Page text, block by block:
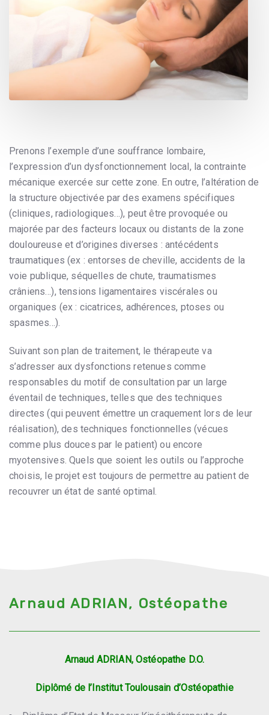
Prenons l’exemple d’une souffrance lombaire,
l’expression d’un dysfonctionnement local, la contrainte
mécanique exercée sur cette zone. En outre, l’altération de
la structure objectivée par des examens spécifiques
(cliniques, radiologiques…), peut être provoquée ou
majorée par des facteurs locaux ou distants de la zone
douloureuse et d’origines diverses : antécédents
traumatiques (ex : entorses de cheville, accidents de la
voie publique, séquelles de chute, traumatismes
crâniens…), tensions ligamentaires viscérales ou
organiques (ex : cicatrices, adhérences, ptoses ou
spasmes…).
Suivant son plan de traitement, le thérapeute va
s’adresser aux dysfonctions retenues comme
responsables du motif de consultation par un large
éventail de techniques, telles que des techniques
directes (qui peuvent émettre un craquement lors de leur
réalisation), des techniques fonctionnelles (vécues
comme plus douces par le patient) ou encore
myotensives. Quels que soient les outils ou l’approche
choisis, le projet est toujours de permettre au patient de
recouvrer un état de santé optimal.
Arnaud ADRIAN, Ostéopathe
Arnaud ADRIAN, Ostéopathe D.O.
Diplômé de l’Institut Toulousain d’Ostéopathie